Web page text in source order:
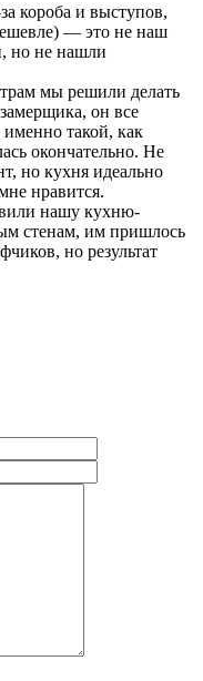
короба и выступов,
— это не наш
но не нашли
мы решили делать
он все
такой, как
окончательно. Не
но кухня идеально
нравится.
нашу кухню-
стенам, им пришлось
но результат